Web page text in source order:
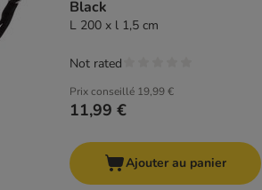
Black
L 200 x l 1,5 cm
Prix conseillé 19,99 €
11,99 €
Not rated
Ajouter au panier